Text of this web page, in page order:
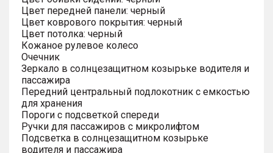
Цвет передней панели: черный
Цвет коврового покрытия: черный
Цвет потолка: черный
Кожаное рулевое колесо
Очечник
Зеркало в солнцезащитном козырьке водителя и
пассажира
Передний центральный подлокотник с емкостью
для хранения
Пороги с подсветкой спереди
Ручки для пассажиров с микролифтом
Подсветка в солнцезащитном козырьке
водителя и пассажира